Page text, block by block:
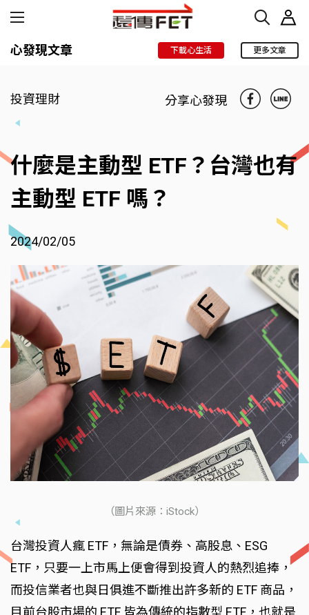
心發現文章 下載心生活 更多文章
投資理財 分享心發現
什麼是主動型 ETF？台灣也有
主動型 ETF 嗎？
2024/02/05
（圖片來源：iStock）
台灣投資人瘋 ETF，無論是債券、高股息、ESG
ETF，只要一上市馬上便會得到投資人的熱烈追捧，
而投信業者也與日俱進不斷推出許多新的 ETF 商品，
目前台股市場的 ETF 皆為傳統的指數型 ETF，也就是